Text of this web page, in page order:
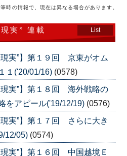
時の情報で、現在は異なる場合があります。
実” 連載
List
現実”】第１９回 京東がオム
１('20/01/16) (0578)
現実”】第１８回 海外戦略の
をアピール('19/12/19) (0576)
現実”】第１７回 さらに大き
12/05) (0574)
現実”】第１６回 中国越境Ｅ